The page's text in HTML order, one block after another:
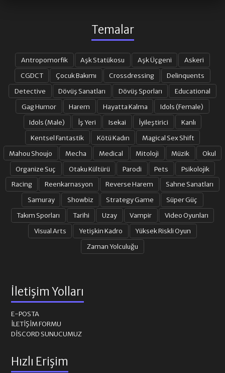
Temalar
Antropomorfik Aşk Statükosu Aşk Üçgeni
Askeri
CGDCT
Çocuk Bakımı Crossdressing
Delinquents
Detective
Dövüş Sanatları Dövüş Sporları
Educational
Gag Humor
Harem Hayatta Kalma
Idols (Female)
Idols (Male)
İş Yeri Isekai İyileştirici
Kanlı
Kentsel Fantastik
Kötü Kadın
Magical Sex Shift
Mahou Shoujo
Mecha Medical Mitoloji Müzik
Okul
Organize Suç
Otaku Kültürü Parodi Pets
Psikolojik
Racing
Reenkarnasyon Reverse Harem
Sahne Sanatları
Samuray
Showbiz Strategy Game
Süper Güç
Takım Sporları
Tarihi Uzay Vampir
Video Oyunları
Visual Arts
Yetişkin Kadro
Yüksek Riskli Oyun
Zaman Yolculuğu
İletişim Yolları
E-POSTA
İLETIŞIM FORMU
DISCORD SUNUCUMUZ
Hızlı Erişim